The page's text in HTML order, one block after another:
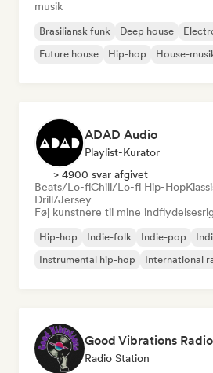
musik
Brasiliansk funk Deep house
Future house
Hip-hop House-
ADAD Audio
Playlist-Kurator
> 4900 svar afgivet
Beats/Lo-fiChill/Lo-fi Hip-Hop
Drill/Jersey
Føj kunstnere til mine
Hip-hop Indie-folk Indie-pop
Instrumental hip-hop
International
Good Vibrations Radio
Radio Station